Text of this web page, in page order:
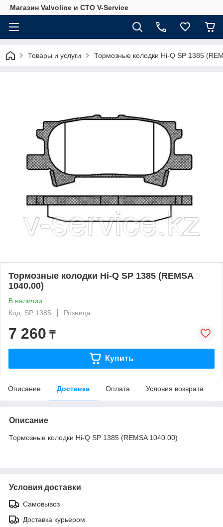
Магазин Valvoline и СТО V-Service
Товары и услуги Тормозные колодки Hi-Q SP 1385
Тормозные колодки Hi-Q SP 1385 (REMSA
1040.00)
В наличии
Код: SP 1385
Розница
7 260 ₸
Купить
Описание Доставка Оплата Условия возврата
Описание
Тормозные колодки Hi-Q SP 1385 (REMSA 1040.00)
Условия доставки
Самовывоз
Доставка курьером